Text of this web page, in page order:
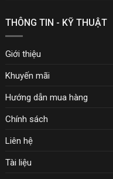
THÔNG TIN - KỸ THUẬT
Giới thiệu
Khuyến mãi
Hướng dẫn mua hàng
Chính sách
Liên hệ
Tài liệu